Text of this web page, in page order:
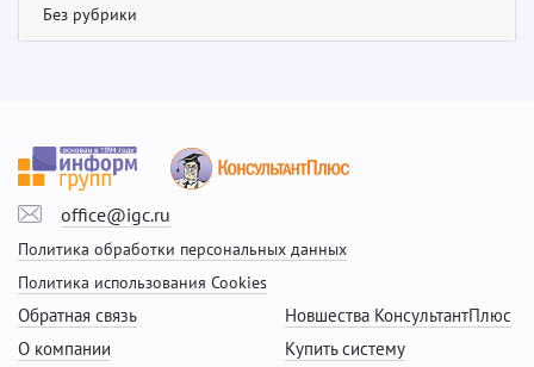
Без рубрики
office@igc.ru
Политика обработки персональных данных
Политика использования Cookies
Новшества КонсультантПлюс
Купить систему
Обратная связь
О компании